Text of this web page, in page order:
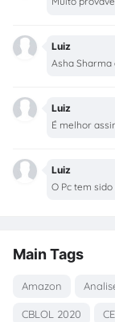
Luiz
Asha Sharma
Luiz
É melhor
Luiz
O Pc tem
Main Tags
Amazon
CBLOL 2020